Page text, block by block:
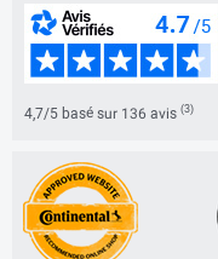
4,7/5 basé sur 136 avis (3)